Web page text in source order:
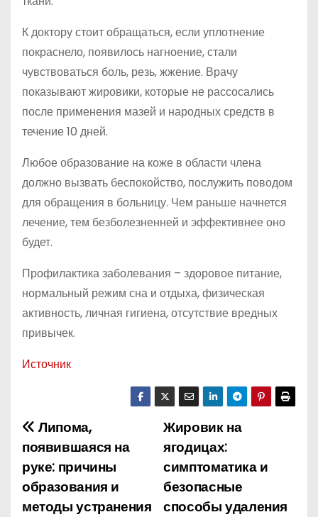
К доктору стоит обращаться, если уплотнение
покраснело, появилось нагноение, стали
чувствоваться боль, резь, жжение. Врачу
показывают жировики, которые не рассосались
после применения мазей и народных средств в
течение 10 дней.
Любое образование на коже в области члена
должно вызвать беспокойство, послужить поводом
для обращения в больницу. Чем раньше начнется
лечение, тем безболезненней и эффективнее оно
будет.
Профилактика заболевания – здоровое питание,
нормальный режим сна и отдыха, физическая
активность, личная гигиена, отсутствие вредных
привычек.
Источник
Н
а
в
Жировик на
ягодицах:
симптоматика и
безопасные
способы удаления
Липома,
появившаяся на
руке: причины
образования и
методы устранения